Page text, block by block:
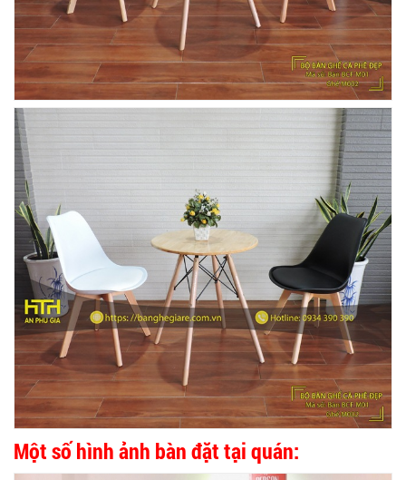
Một số hình ảnh bàn đặt tại quán: